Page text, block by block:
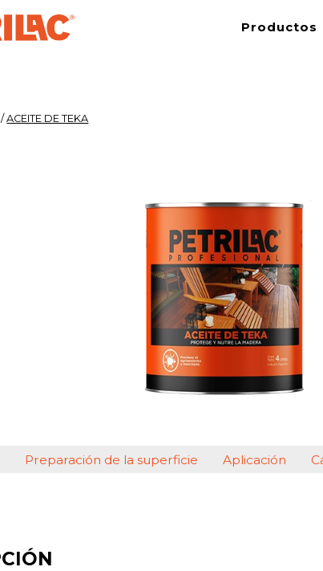
Productos
/ACEITE DE TEKA
Preparación de la superficie Aplicación